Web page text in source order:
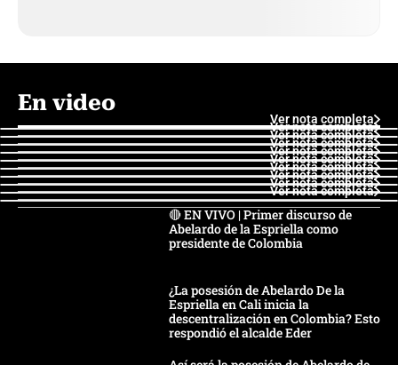
En video
Ver nota completa
Ver nota completa
Ver nota completa
Ver nota completa
Ver nota completa
Ver nota completa
Ver nota completa
Ver nota completa
Ver nota completa
Ver nota completa
🔴 EN VIVO | Primer discurso de
Abelardo de la Espriella como
presidente de Colombia
¿La posesión de Abelardo De la
Espriella en Cali inicia la
descentralización en Colombia? Esto
respondió el alcalde Eder